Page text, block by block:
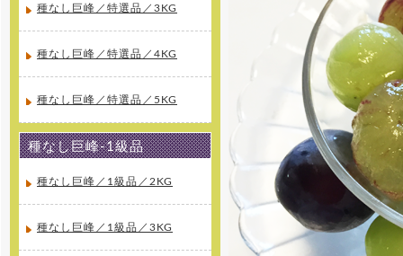
姉妹店-さくらんぼ通販の2016
さくらんぼ佐藤錦を5月初め頃から
す。
[2015年11月20日 ]
2015年11月20日 無農薬 いちご
専門通販をオープンしました！8種
薬 いちごを詰合せを山梨産地直送
でご家庭へお届け致します。
[2015年10月31日 ]
2015年10月31日 ラ・フランス
種なし巨峰／特選品／3KG
種なし巨峰／特選品／4KG
種なし巨峰／特選品／5KG
種なし巨峰-1級品
種なし巨峰／1級品／2KG
種なし巨峰／1級品／3KG